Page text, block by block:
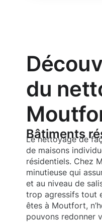
du
Bâtiments
Le nettoyage de
de maisons
résidentiels. Chez
minutieuse qui
et au niveau de
trop agressifs tout
êtes à Moutfort,
pouvons redonner